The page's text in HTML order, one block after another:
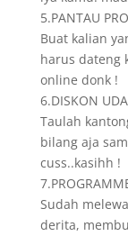
5.PANTAU
Buat kalian
harus dateng
online donk !
6.DISKON
Taulah
bilang aja
cuss..kasihh !
Sudah
derita,